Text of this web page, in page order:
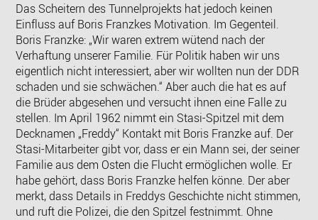
Das Scheitern des Tunnelprojekts hat jedoch keinen
Einfluss auf Boris Franzkes Motivation. Im Gegenteil.
Boris Franzke: „Wir waren extrem wütend nach der
Verhaftung unserer Familie. Für Politik haben wir uns
eigentlich nicht interessiert, aber wir wollten nun der DDR
schaden und sie schwächen.“ Aber auch die hat es auf
die Brüder abgesehen und versucht ihnen eine Falle zu
stellen. Im April 1962 nimmt ein Stasi-Spitzel mit dem
Decknamen „Freddy“ Kontakt mit Boris Franzke auf. Der
Stasi-Mitarbeiter gibt vor, dass er ein Mann sei, der seiner
Familie aus dem Osten die Flucht ermöglichen wolle. Er
habe gehört, dass Boris Franzke helfen könne. Der aber
merkt, dass Details in Freddys Geschichte nicht stimmen,
und ruft die Polizei, die den Spitzel festnimmt. Ohne